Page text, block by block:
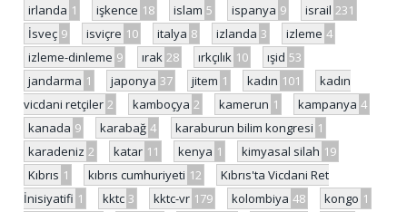
irlanda 1 işkence 18 islam 5 ispanya 9 israil 231
İsveç 9 isviçre 10 italya 8 izlanda 3 izleme 4
izleme-dinleme 9 ırak 28 ırkçılık 10 ışid 53
jandarma 1 japonya 37 jitem 1 kadın 101
kadın
vicdani retçiler 2 kamboçya 2 kamerun 1 kampanya 4
kanada 9 karabağ 4 karaburun bilim kongresi 1
karadeniz 2 katar 11 kenya 1 kimyasal silah 19
Kıbrıs 1 kıbrıs cumhuriyeti 12
Kıbrıs'ta Vicdani Ret
İnisiyatifi 1 kktc 3 kktc-vr 179 kolombiya 48 kongo 1